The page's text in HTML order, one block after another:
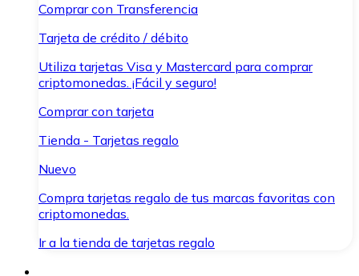
Comprar con Transferencia
Tarjeta de crédito / débito
Utiliza tarjetas Visa y Mastercard para comprar
criptomonedas. ¡Fácil y seguro!
Comprar con tarjeta
Tienda - Tarjetas regalo
Nuevo
Compra tarjetas regalo de tus marcas favoritas con
criptomonedas.
Ir a la tienda de tarjetas regalo